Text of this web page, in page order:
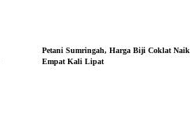
Petani Sumringah, Harga Biji Coklat Naik
Empat Kali Lipat